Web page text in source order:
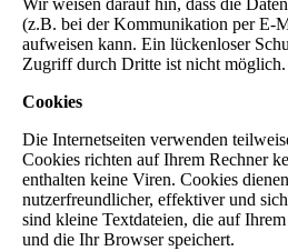
Wir weisen darauf hin, dass die
(z.B. bei der Kommunikation per E-
aufweisen kann. Ein lückenloser
Zugriff durch Dritte ist nicht möglich.
Cookies
Die Internetseiten verwenden
Cookies richten auf Ihrem Rechner
enthalten keine Viren. Cookies
nutzerfreundlicher, effektiver und
sind kleine Textdateien, die auf
und die Ihr Browser speichert.